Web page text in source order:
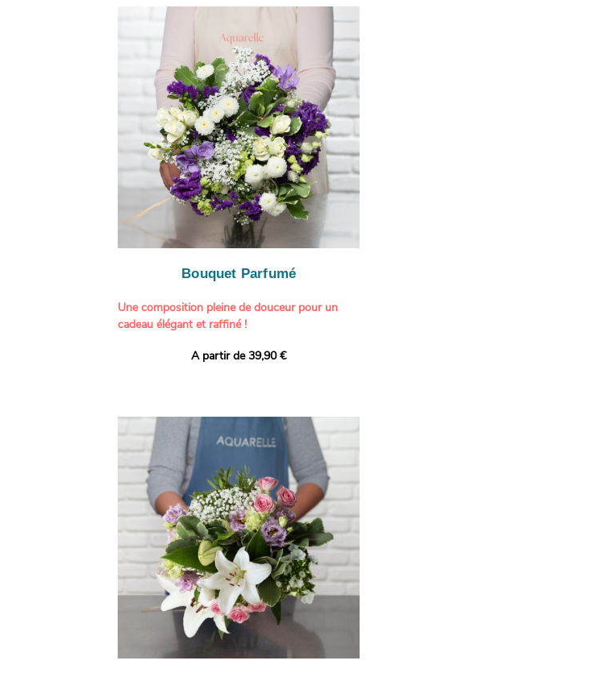
Bouquet Parfumé
Une composition pleine de douceur pour un
cadeau élégant et raffiné !
Offrez un bouquet délicat et généreux, imaginé
création une touche de pureté et de
romantisme, tandis que les giroflées dévoilent
un parfum délicat et une allure naturellement
poétique. Le gypsophile, léger et aérien, vient
envelopper l’ensemble de douceur, pendant que
les lisianthus ajoutent une note d’élégance et de
raffinement à cette harmonie florale.
Chaque tige a été sélectionnée avec soin pour
composer un bouquet lumineux, plein de
charme et de délicatesse. Avec son bel équilibre
entre volume, finesse et parfum, cette création
florale est idéale pour célébrer les plus beaux
moments de vie avec grâce et émotion.
A partir de 39,90 €